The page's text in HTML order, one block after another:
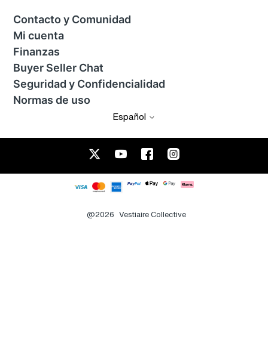
Contacto y Comunidad
Mi cuenta
Finanzas
Buyer Seller Chat
Seguridad y Confidencialidad
Normas de uso
Español
@2026 Vestiaire Collective